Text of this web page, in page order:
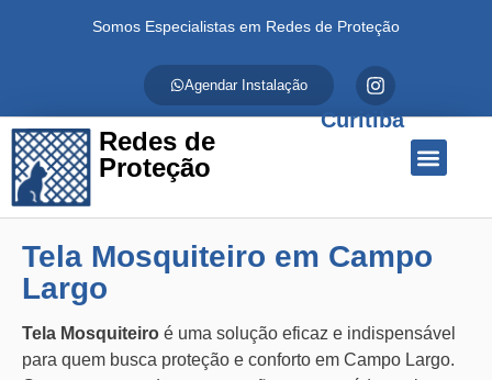
Somos Especialistas em Redes de Proteção
Agendar Instalação
Redes de
Proteção
Curitiba
Tela Mosquiteiro em Campo
Largo
Tela Mosquiteiro é uma solução eficaz e indispensável
para quem busca proteção e conforto em Campo Largo.